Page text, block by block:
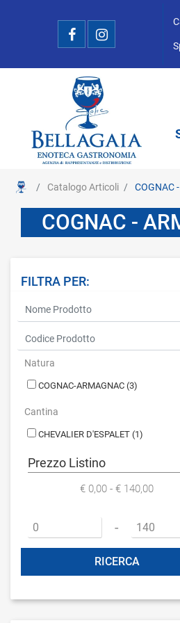
Catalogo Articoli COGNAC
COGNAC -
FILTRA PER:
La modifica di un filtro aggiorna
Natura
COGNAC-ARMAGNAC (3)
Cantina
CHEVALIER D'ESPALET (1)
Prezzo Listino
€ 0,00 - € 140,00
Prezzo minimo
- Prezzo